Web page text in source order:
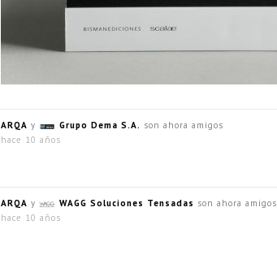
ARQA y Grupo Dema S.A. son ahora amigos
hace 10 años
ARQA y WAGG Soluciones Tensadas son ahora amigos
hace 10 años